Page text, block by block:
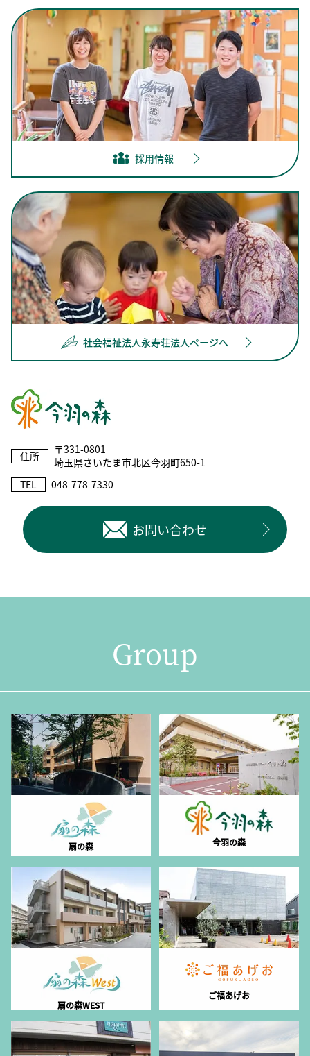
採用情報
社会福祉法人永寿荘法人ページへ
住所
〒331-0801
埼玉県さいたま市北区今羽町650-1
TEL
048-778-7330
お問い合わせ
Group
扇の森 今羽の森
扇の森WEST
ご福あげお